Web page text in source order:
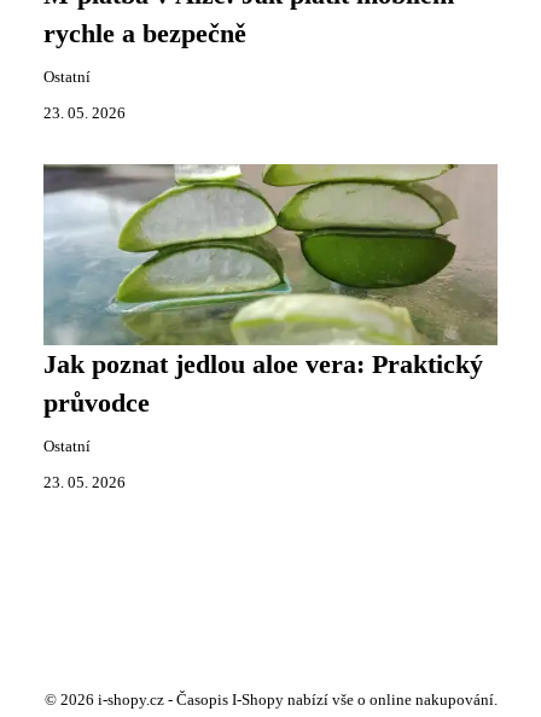
rychle a bezpečně
Ostatní
23. 05. 2026
Jak poznat jedlou aloe vera: Praktický
průvodce
Ostatní
23. 05. 2026
© 2026 i-shopy.cz - Časopis I-Shopy nabízí vše o online nakupování.